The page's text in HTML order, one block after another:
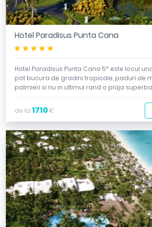
Hotel Paradisus Punta Cana
Hotel Paradisus Punta Cana 5* este locul
pot bucura de gradini tropicale, paduri de
palmieri si nu in ultimul rand o plaja
de la:1710 €